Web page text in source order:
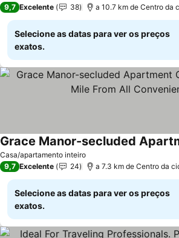
9,7 Excelente 38 a 10.7 km de Centro da
Selecione as datas para ver os preços
exatos.
Casa/apartamento inteiro
Ver preços
9,7 Excelente 24 a 7.3 km de Centro da
Selecione as datas para ver os preços
exatos.